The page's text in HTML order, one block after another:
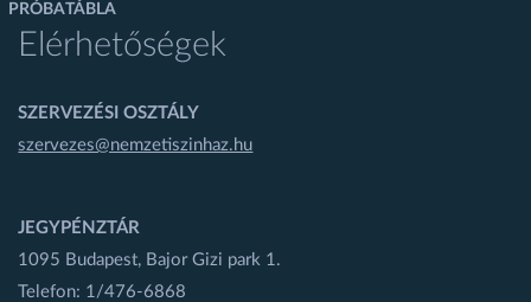
PRÓBATÁBLA
Elérhetőségek
SZERVEZÉSI OSZTÁLY
szervezes@nemzetiszinhaz.hu
JEGYPÉNZTÁR
1095 Budapest, Bajor Gizi park 1.
Telefon: 1/476-6868